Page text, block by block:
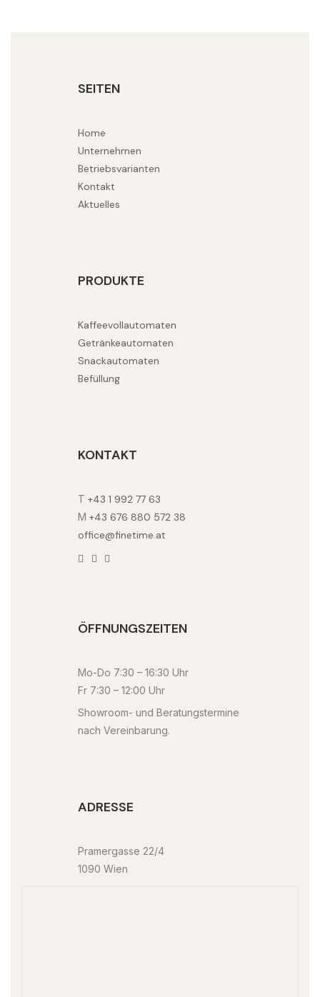
SEITEN
Home
Unternehmen
Betriebsvarianten
Kontakt
Aktuelles
PRODUKTE
Kaffeevollautomaten
Getränkeautomaten
Snackautomaten
Befüllung
KONTAKT
T +43 1 992 77 63
M +43 676 880 572 38
office@finetime.at
ÖFFNUNGSZEITEN
Mo-Do 7:30 – 16:30 Uhr
Fr 7:30 – 12:00 Uhr
Showroom- und Beratungstermine
nach Vereinbarung.
ADRESSE
Pramergasse 22/4
1090 Wien